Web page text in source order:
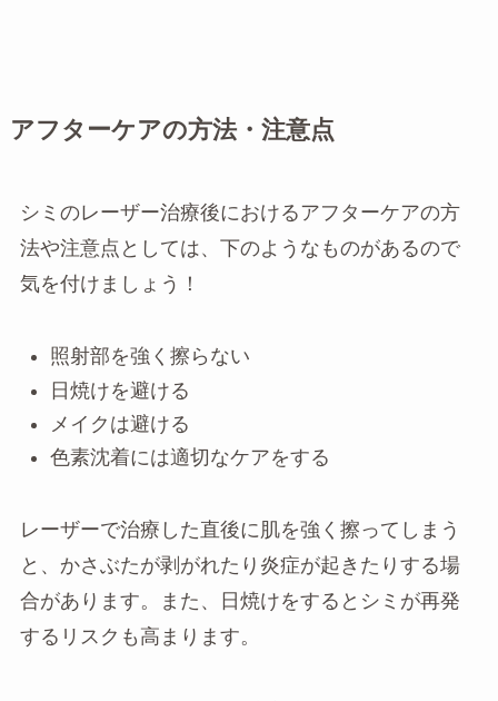
アフターケアの方法・注意点
シミのレーザー治療後におけるアフターケアの方
法や注意点としては、下のようなものがあるので
気を付けましょう！
照射部を強く擦らない
日焼けを避ける
メイクは避ける
色素沈着には適切なケアをする
レーザーで治療した直後に肌を強く擦ってしまう
と、かさぶたが剥がれたり炎症が起きたりする場
合があります。また、日焼けをするとシミが再発
するリスクも高まります。